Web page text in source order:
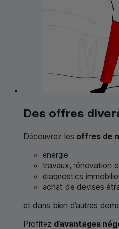
Des offres
Découvrez les offres de
énergie
travaux, rénovation
diagnostics
achat de devises
et dans bien d’autres
Profitez d’avantages